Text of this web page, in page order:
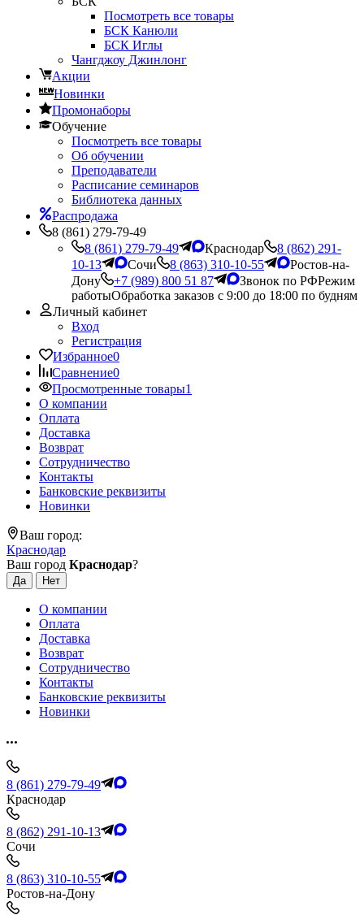
Посмотреть все товары
БСК Канюли
БСК Иглы
Чангджоу Джинлонг
Акции
Новинки
Промонаборы
Обучение
Посмотреть все товары
Об обучении
Преподаватели
Расписание семинаров
Библиотека данных
Распродажа
8 (861) 279-79-49
8 (861) 279-79-49
Краснодар
8 (862) 291-
10-13
Сочи 8 (863) 310-10-55
Ростов-на-
Дону
+7 (989) 800 51 87 Звонок по РФРежим
работыОбработка заказов с 9:00 до 18:00 по будням
Личный кабинет
Вход
Регистрация
Избранное0
Сравнение0
Просмотренные товары1
О компании
Оплата
Доставка
Возврат
Сотрудничество
Контакты
Банковские реквизиты
Новинки
Ваш город:
Краснодар
Ваш город Краснодар?
О компании
Оплата
Доставка
Возврат
Сотрудничество
Контакты
Банковские реквизиты
Новинки
8 (861) 279-79-49
Краснодар
8 (862) 291-10-13
Сочи
8 (863) 310-10-55
Ростов-на-Дону